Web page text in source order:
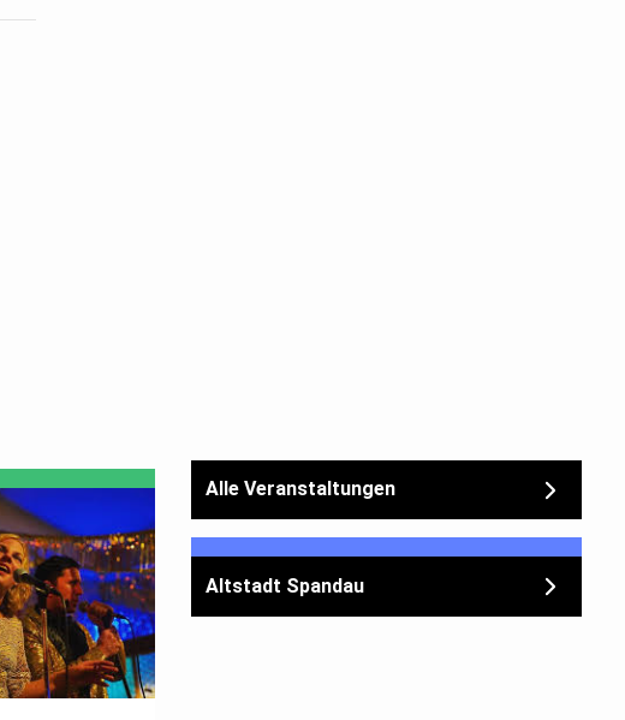
Alle Veranstaltungen
Altstadt Spandau